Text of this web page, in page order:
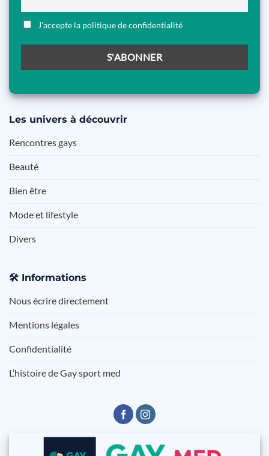
J'accepte la politique de confidentialité
Les univers à découvrir
Rencontres gays
Beauté
Bien être
Mode et lifestyle
Divers
🛠️ Informations
Nous écrire directement
Mentions légales
Confidentialité
L’histoire de Gay sport med